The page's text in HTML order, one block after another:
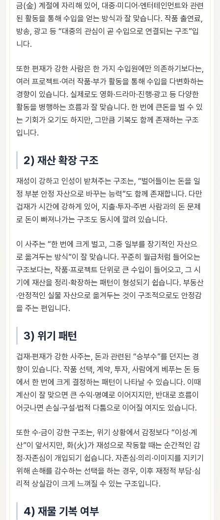
금(金) 계절에 자리해 있어, 대중·미디어·엔터테인먼트와 관련
된 활동을 통해 수입을 얻는 방식과 잘 맞습니다. 작품 출연료,
방송, 광고 등 “대중의 관심이 곧 수입으로 연결되는 구조”입
니다.
또한 편재가 강한 사람은 한 가지 수입원에만 의존하기보다는,
여러 프로젝트·여러 작품·부가 활동을 통해 수입을 다변화하는
경향이 있습니다. 실제로도 영화·드라마·진행·광고 등 다양한
활동을 병행하는 흐름과 잘 맞습니다. 한 번에 큰돈을 벌 수 있
는 기회가 오기도 하지만, 그만큼 기복도 함께 존재하는 구조
입니다.
2) 재산 확장 구조
재성이 강하고 인성이 받쳐주는 구조는, “벌어들이는 돈을 일
정 부분 안정 자산으로 바꾸는 능력”도 함께 존재합니다. 다만
겁재가 시간에 강하게 있어, 지출·투자·주변 사람과의 돈 문제
로 돈이 빠져나가는 구조도 동시에 깔려 있습니다.
이 사주는 “한 번에 크게 벌고, 그중 일부를 장기적인 자산으
로 옮겨두는 방식”이 잘 맞습니다. 꾸준히 월급처럼 들어오는
구조보다는, 작품·프로젝트 단위로 큰 수입이 들어오고, 그 시
기에 재산을 정리·확장하는 패턴이 형성되기 쉽습니다. 부동산
·안정적인 실물 자산으로 옮겨두는 것이 구조적으로도 안정감
을 주는 편입니다.
3) 위기 패턴
겁재·편재가 강한 사주는, 돈과 관련된 “승부수”를 던지는 경
향이 있습니다. 작품 선택, 계약, 투자, 사람에게 베푸는 돈 등
에서 한 번에 크게 결정하는 패턴이 나타날 수 있습니다. 이때
계산이 잘 맞으면 큰 수익·명예로 이어지지만, 반대로 흐름이
어긋나면 손실·구설·법적 다툼으로 이어질 여지도 있습니다.
또한 수·금이 강한 구조는, 위기 상황에서 감정보다 “이성·계
산”이 앞서지만, 화(火)가 재성으로 작동할 때는 순간적인 감
정·자존심이 개입되기 쉽습니다. 자존심·의리·이미지를 지키기
위해 손해를 감수하는 선택을 하는 경우, 이후 재정적 부담·심
리적 상실감이 크게 느껴질 수 있는 구조입니다.
4) 재물 기복 여부